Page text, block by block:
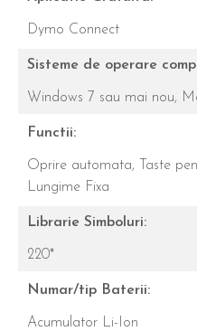
Dymo Connect
Sisteme de operare
Windows 7 sau mai nou,
Functii:
Oprire automata, Taste
Lungime Fixa
Librarie Simboluri:
220*
Numar/tip Baterii:
Acumulator Li-Ion